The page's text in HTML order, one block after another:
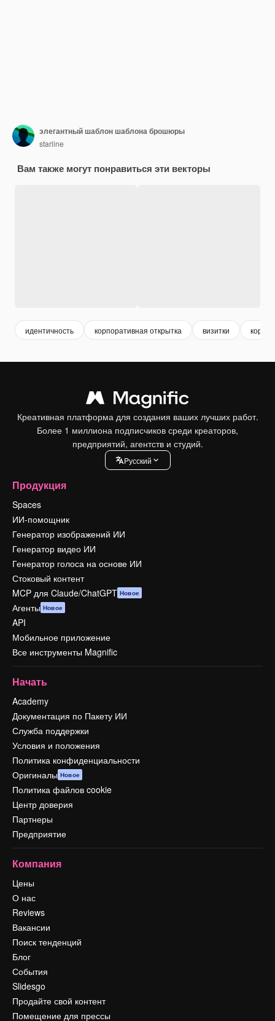
элегантный шаблон шаблона брошюры
starline
Вам также могут понравиться эти векторы
идентичность корпоративная открытка визитки
Креативная платформа для создания ваших лучших работ.
Более 1 миллиона подписчиков среди креаторов,
предприятий, агентств и студий.
Pусский
Продукция
Spaces
ИИ-помощник
Генератор изображений ИИ
Генератор видео ИИ
Генератор голоса на основе ИИ
Стоковый контент
MCP для Claude/ChatGPT Новое
Агенты Новое
API
Мобильное приложение
Все инструменты Magnific
Начать
Academy
Документация по Пакету ИИ
Служба поддержки
Условия и положения
Политика конфиденциальности
Оригиналы Новое
Политика файлов cookie
Центр доверия
Партнеры
Предприятие
Компания
Цены
О нас
Reviews
Вакансии
Поиск тенденций
Блог
События
Slidesgo
Продайте свой контент
Помещение для прессы